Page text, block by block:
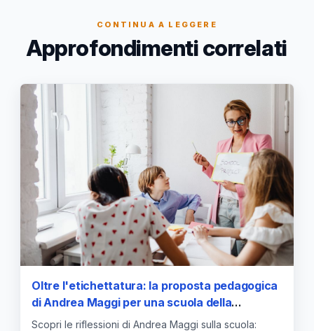
CONTINUA A LEGGERE
Approfondimenti correlati
Oltre l'etichettatura: la proposta pedagogica
di Andrea Maggi per una scuola della
"presenza lucida"
Scopri le riflessioni di Andrea Maggi sulla scuola: